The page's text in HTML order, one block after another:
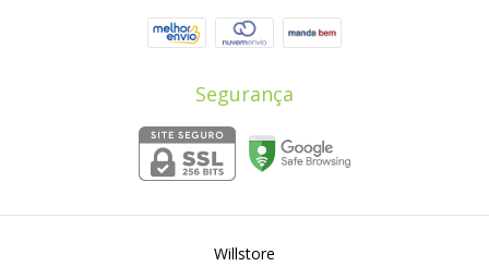
Segurança
Willstore